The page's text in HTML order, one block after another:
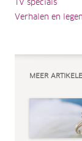
TV specials
Verhalen en
MEER